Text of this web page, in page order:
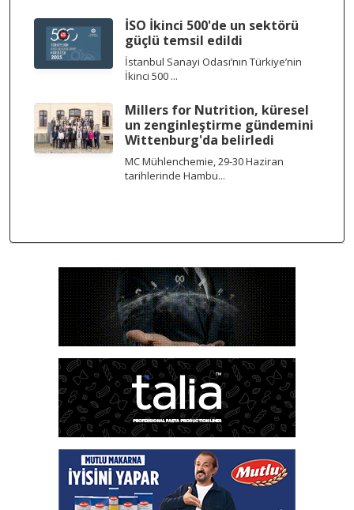
İSO İkinci 500'de un sektörü
güçlü temsil edildi
İstanbul Sanayi Odası’nın Türkiye’nin
İkinci 500 ...
Millers for Nutrition, küresel
un zenginleştirme gündemini
Wittenburg'da belirledi
MC Mühlenchemie, 29-30 Haziran
tarihlerinde Hambu...